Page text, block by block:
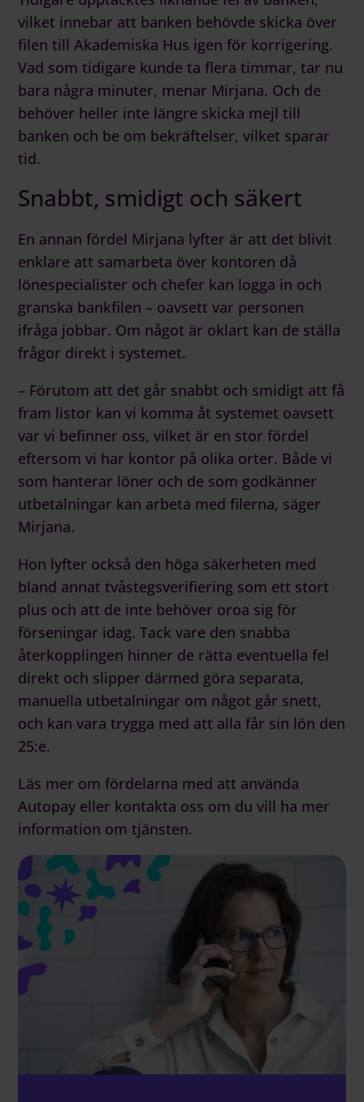
vilket innebar att banken behövde skicka över
filen till Akademiska Hus igen för korrigering.
Vad som tidigare kunde ta flera timmar, tar nu
bara några minuter, menar Mirjana. Och de
behöver heller inte längre skicka mejl till
banken och be om bekräftelser, vilket sparar
tid.
Snabbt, smidigt och säkert
En annan fördel Mirjana lyfter är att det blivit
enklare att samarbeta över kontoren då
lönespecialister och chefer kan logga in och
granska bankfilen – oavsett var personen
ifråga jobbar. Om något är oklart kan de ställa
frågor direkt i systemet.
– Förutom att det går snabbt och smidigt att få
fram listor kan vi komma åt systemet oavsett
var vi befinner oss, vilket är en stor fördel
eftersom vi har kontor på olika orter. Både vi
som hanterar löner och de som godkänner
utbetalningar kan arbeta med filerna, säger
Mirjana.
Hon lyfter också den höga säkerheten med
bland annat tvåstegsverifiering som ett stort
plus och att de inte behöver oroa sig för
förseningar idag. Tack vare den snabba
återkopplingen hinner de rätta eventuella fel
direkt och slipper därmed göra separata,
manuella utbetalningar om något går snett,
och kan vara trygga med att alla får sin lön den
25:e.
Läs mer omfördelarna med att använda
Autopay eller kontakta oss om du vill ha mer
information om tjänsten.